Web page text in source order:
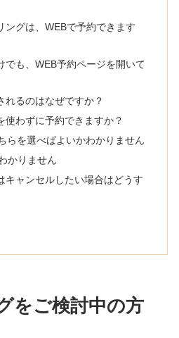
ングは、WEBで予約できます
でも、WEB予約ページを開いて
れるのはなぜですか？
使わずに予約できますか？
らを選べばよいかわかりません
かりません
キャンセルしたい場合はどうす
をご検討中の方